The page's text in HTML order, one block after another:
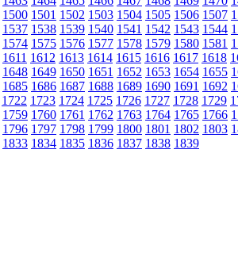
1500 1501 1502 1503 1504 1505 1506 1507
1537 1538 1539 1540 1541 1542 1543 1544
1574 1575 1576 1577 1578 1579 1580 1581
1611 1612 1613 1614 1615 1616 1617 1618
1648 1649 1650 1651 1652 1653 1654 1655
1685 1686 1687 1688 1689 1690 1691 1692
1722 1723 1724 1725 1726 1727 1728 1729
1759 1760 1761 1762 1763 1764 1765 1766
1796 1797 1798 1799 1800 1801 1802 1803
1833 1834 1835 1836 1837 1838 1839